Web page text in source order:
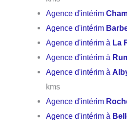
Agence d'intérim
Agence d'intérim
Agence d'intérim à La
Agence d'intérim à
Agence d'intérim à
kms
Agence d'intérim
Agence d'intérim à